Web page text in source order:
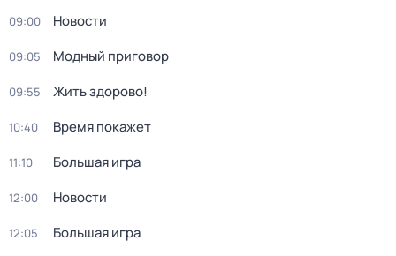
09:00 Новости
09:05 Модный приговор
09:55 Жить здорово!
10:40 Время покажет
11:10 Большая игра
12:00 Новости
12:05 Большая игра